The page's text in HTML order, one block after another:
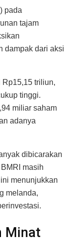
pada
tajam
dampak dari aksi
Rp15,15 triliun,
tinggi.
miliar saham
adanya
dibicarakan
masih
menunjukkan
melanda,
Minat